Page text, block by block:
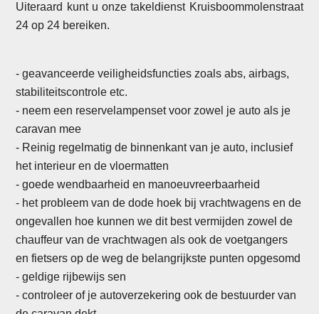
Uiteraard kunt u onze takeldienst Kruisboommolenstraat
24 op 24 bereiken.
- geavanceerde veiligheidsfuncties zoals abs, airbags,
stabiliteitscontrole etc.
- neem een reservelampenset voor zowel je auto als je
caravan mee
- Reinig regelmatig de binnenkant van je auto, inclusief
het interieur en de vloermatten
-goede wendbaarheid en manoeuvreerbaarheid
- het probleem van de dode hoek bij vrachtwagens en de
ongevallen hoe kunnen we dit best vermijden zowel de
chauffeur van de vrachtwagen als ook de voetgangers
en fietsers op de weg de belangrijkste punten opgesomd
- geldige rijbewijs sen
- controleer of je autoverzekering ook de bestuurder van